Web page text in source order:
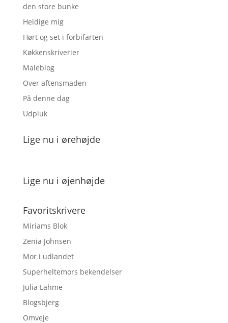
den store bunke
Heldige mig
Hørt og set i forbifarten
Køkkenskriverier
Maleblog
Over aftensmaden
På denne dag
Udpluk
Lige nu i ørehøjde
Lige nu i øjenhøjde
Favoritskrivere
Miriams Blok
Zenia Johnsen
Mor i udlandet
Superheltemors bekendelser
Julia Lahme
Blogsbjerg
Omveje